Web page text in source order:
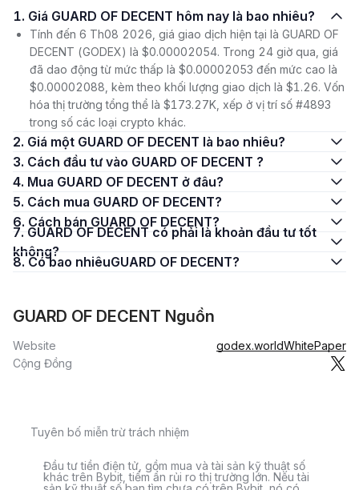
1. Giá GUARD OF DECENT hôm nay là bao nhiêu?
Tính đến 6 Th08 2026, giá giao dịch hiện tại là GUARD OF
DECENT (GODEX) là $0.00002054. Trong 24 giờ qua, giá
đã dao động từ mức thấp là $0.00002053 đến mức cao là
$0.00002088, kèm theo khối lượng giao dịch là $1.26. Vốn
hóa thị trường tổng thể là $173.27K, xếp ở vị trí số #4893
trong số các loại crypto khác.
2. Giá một GUARD OF DECENT là bao nhiêu?
3. Cách đầu tư vào GUARD OF DECENT ?
4. Mua GUARD OF DECENT ở đâu?
5. Cách mua GUARD OF DECENT?
6. Cách bán GUARD OF DECENT?
7. GUARD OF DECENT có phải là khoản đầu tư tốt
không?
8. Có bao nhiêuGUARD OF DECENT?
GUARD OF DECENT Nguồn
Website godex.worldWhitePaper
Cộng Đồng
Tuyên bố miễn trừ trách nhiệm
Đầu tư tiền điện tử, gồm mua và tài sản kỹ thuật số
khác trên Bybit, tiềm ẩn rủi ro thị trường lớn. Nếu tài